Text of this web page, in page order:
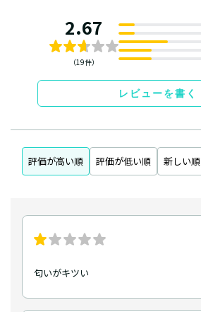
2.67
（19件）
レビューを書く
評価が高い順 評価が低い順 新しい順
匂いがキツい